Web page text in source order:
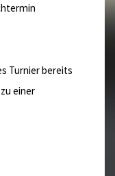
Turnier bereits
einer